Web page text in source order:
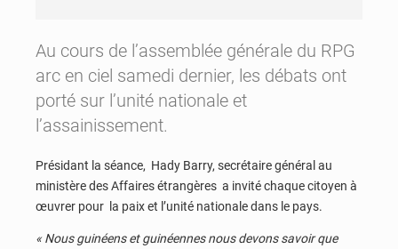
Au cours de l’assemblée générale du RPG
arc en ciel samedi dernier, les débats ont
porté sur l’unité nationale et
l’assainissement.
Présidant la séance, Hady Barry, secrétaire général au
ministère des Affaires étrangères a invité chaque citoyen à
œuvrer pour la paix et l’unité nationale dans le pays.
« Nous guinéens et guinéennes nous devons savoir que